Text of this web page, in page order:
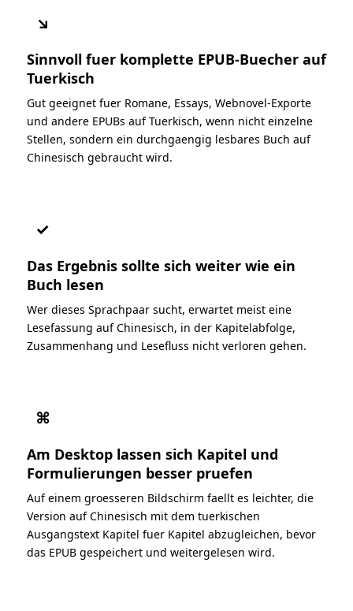
↘
Sinnvoll fuer komplette EPUB-Buecher auf
Tuerkisch
Gut geeignet fuer Romane, Essays, Webnovel-Exporte
und andere EPUBs auf Tuerkisch, wenn nicht einzelne
Stellen, sondern ein durchgaengig lesbares Buch auf
Chinesisch gebraucht wird.
✓
Das Ergebnis sollte sich weiter wie ein
Buch lesen
Wer dieses Sprachpaar sucht, erwartet meist eine
Lesefassung auf Chinesisch, in der Kapitelabfolge,
Zusammenhang und Lesefluss nicht verloren gehen.
⌘
Am Desktop lassen sich Kapitel und
Formulierungen besser pruefen
Auf einem groesseren Bildschirm faellt es leichter, die
Version auf Chinesisch mit dem tuerkischen
Ausgangstext Kapitel fuer Kapitel abzugleichen, bevor
das EPUB gespeichert und weitergelesen wird.